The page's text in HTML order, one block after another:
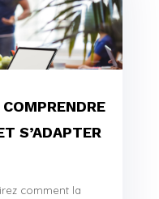
S’ADAPTER
comment la